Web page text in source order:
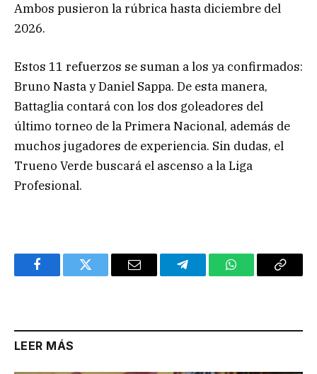
Ambos pusieron la rúbrica hasta diciembre del
2026.
Estos 11 refuerzos se suman a los ya confirmados:
Bruno Nasta y Daniel Sappa. De esta manera,
Battaglia contará con los dos goleadores del
último torneo de la Primera Nacional, además de
muchos jugadores de experiencia. Sin dudas, el
Trueno Verde buscará el ascenso a la Liga
Profesional.
FacebookTwitter Email TelegramWhatsAppCopy
LEER MÁS